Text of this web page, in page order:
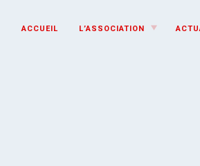
ACCUEIL L’ASSOCIATION TOGGLE
CHILD